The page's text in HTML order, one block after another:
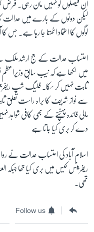
ان فیصلوں کو نہیں مان رہی۔ فرض
لیکن دونوں کے بارے میں عدالت کا
لوگوں کا اعتماد اٹھتا جا رہا ہے۔
احتساب عدالت کے جج ارشد ملک
میں لکھا ہے کہ نیب سابق
سے نواز شریف کا براہ راست تعلق
مالی فائدہ پہنچنے کے بھی کافی
دے کر بری کیا جاتا ہے
تھی۔
Follow us